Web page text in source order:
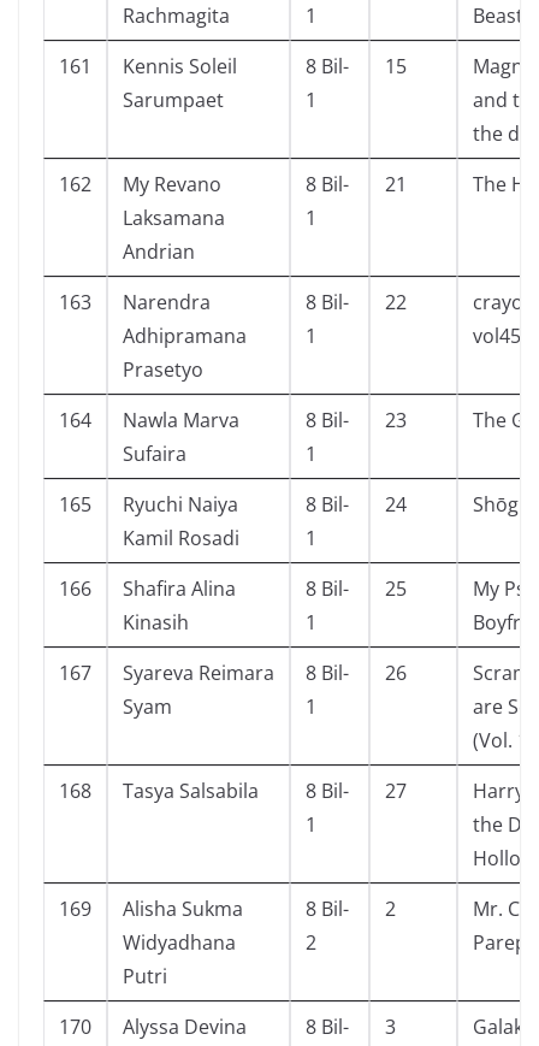
Rachmagita
1
Beast
161
Kennis Soleil
Sarumpaet
8 Bil-
1
15
and
the
162
My Revano
Laksamana
Andrian
8 Bil-
1
21 The
163
Narendra
Adhipramana
Prasetyo
8 Bil-
1
22
vol45
164
Nawla Marva
Sufaira
8 Bil-
1
23 The
165
Ryuchi Naiya
Kamil Rosadi
8 Bil-
1
24
166
Shafira Alina
Kinasih
8 Bil-
1
25
My
167
Syareva Reimara
Syam
8 Bil-
1
26
are
(Vol. 1)
168
Tasya Salsabila
8 Bil-
1
27
Harry
the
169
Alisha Sukma
Widyadhana
Putri
8 Bil-
2
2
Mr.
170
Alyssa Devina
8 Bil-
3 Galaksi